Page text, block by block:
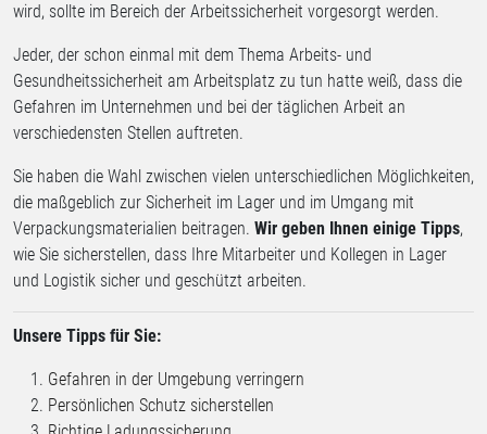
wird, sollte im Bereich der Arbeitssicherheit vorgesorgt werden.
Jeder, der schon einmal mit dem Thema Arbeits- und
Gesundheitssicherheit am Arbeitsplatz zu tun hatte weiß, dass die
Gefahren im Unternehmen und bei der täglichen Arbeit an
verschiedensten Stellen auftreten.
Sie haben die Wahl zwischen vielen unterschiedlichen Möglichkeiten,
die maßgeblich zur Sicherheit im Lager und im Umgang mit
Verpackungsmaterialien beitragen. Wir geben Ihnen einige Tipps,
wie Sie sicherstellen, dass Ihre Mitarbeiter und Kollegen in Lager
und Logistik sicher und geschützt arbeiten.
Unsere Tipps für Sie:
Gefahren in der Umgebung verringern
Persönlichen Schutz sicherstellen